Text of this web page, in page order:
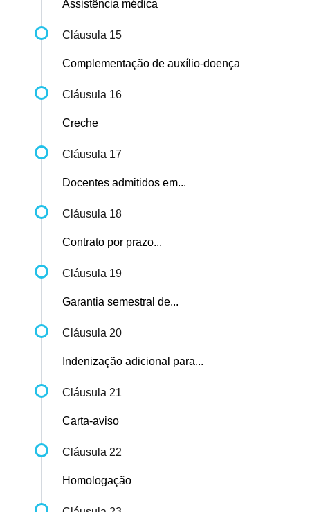
Assistência médica
Cláusula 15
Complementação de auxílio-doença
Cláusula 16
Creche
Cláusula 17
Docentes admitidos em...
Cláusula 18
Contrato por prazo...
Cláusula 19
Garantia semestral de...
Cláusula 20
Indenização adicional para...
Cláusula 21
Carta-aviso
Cláusula 22
Homologação